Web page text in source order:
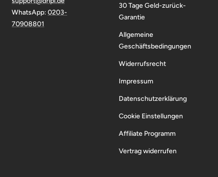
WhatsApp: 0203-
70908801
30 Tage Geld-zurück-
Garantie
Allgemeine
Geschäftsbedingungen
Widerrufsrecht
Impressum
Datenschutzerklärung
Cookie Einstellungen
Affiliate Programm
Vertrag widerrufen